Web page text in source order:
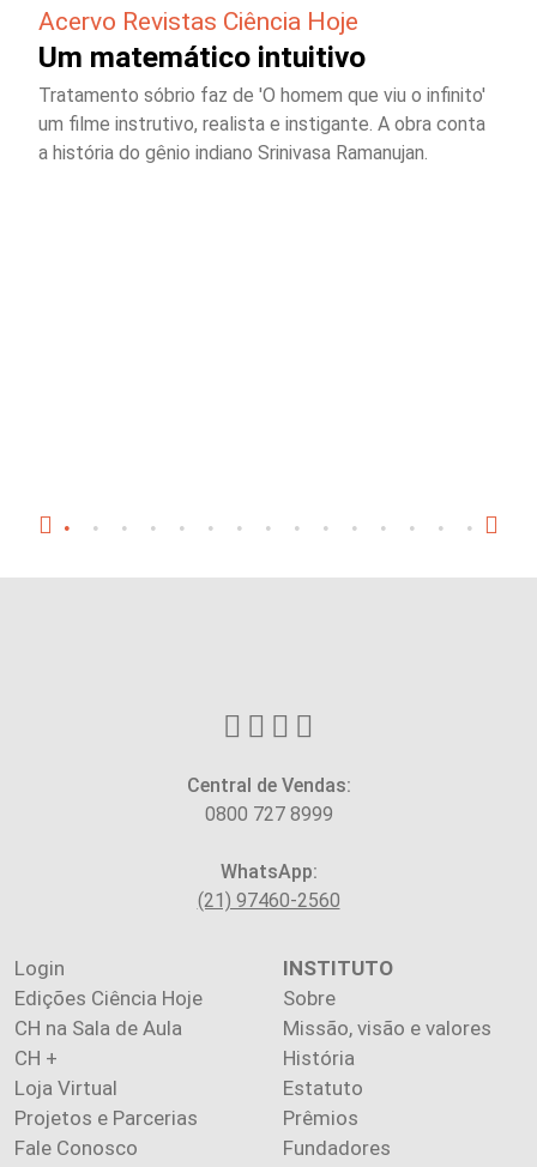
Acervo Revistas Ciência Hoje
Um matemático intuitivo
Tratamento sóbrio faz de 'O homem que viu o infinito'
um filme instrutivo, realista e instigante. A obra conta
a história do gênio indiano Srinivasa Ramanujan.
Central de Vendas:
0800 727 8999
WhatsApp:
(21) 97460-2560
Login
Edições Ciência Hoje
CH na Sala de Aula
CH +
Loja Virtual
Projetos e Parcerias
Fale Conosco
INSTITUTO
Sobre
Missão, visão e valores
História
Estatuto
Prêmios
Fundadores